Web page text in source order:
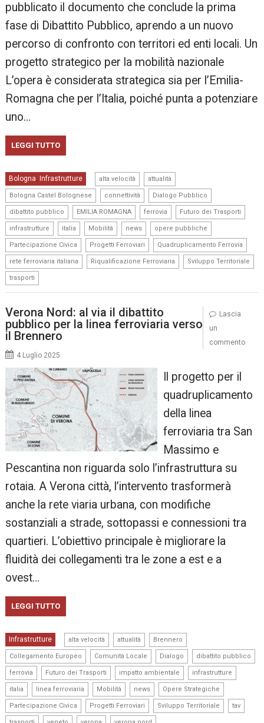
pubblicato il documento che conclude la prima
fase di Dibattito Pubblico, aprendo a un nuovo
percorso di confronto con territori ed enti locali. Un
progetto strategico per la mobilità nazionale
L’opera è considerata strategica sia per l’Emilia-
Romagna che per l’Italia, poiché punta a potenziare
uno…
LEGGI TUTTO
Bologna, Infrastrutture alta velocità attualità
Bologna Castel Bolognese connettività Dialogo Pubblico
dibattito pubblico EMILIA ROMAGNA ferrovia Futuro dei Trasporti
infrastrutture italia Mobilità news opere pubbliche
Partecipazione Civica Progetti Ferroviari Quadruplicamento Ferrovia
rete ferroviaria italiana Riqualificazione Ferroviaria Sviluppo Territoriale
trasporti
Verona Nord: al via il dibattito
pubblico per la linea ferroviaria verso
il Brennero
4 Luglio 2025
Il progetto per il
quadruplicamento
della linea
ferroviaria tra San
Massimo e
Pescantina non riguarda solo l’infrastruttura su
rotaia. A Verona città, l’intervento trasformerà
anche la rete viaria urbana, con modifiche
sostanziali a strade, sottopassi e connessioni tra
quartieri. L’obiettivo principale è migliorare la
fluidità dei collegamenti tra le zone a est e a
ovest…
LEGGI TUTTO
Infrastrutture alta velocità attualità Brennero
Collegamento Europeo Comunità Locale Dialogo dibattito pubblico
ferrovia Futuro dei Trasporti impatto ambientale infrastrutture
italia linea ferroviaria Mobilità news Opere Strategiche
Partecipazione Civica Progetti Ferroviari Sviluppo Territoriale tav
Lascia
un
commento